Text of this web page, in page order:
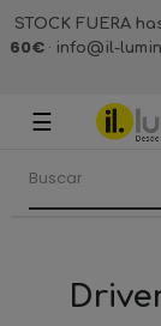
STOCK FUERA
60€· info@il-
palanca
☰